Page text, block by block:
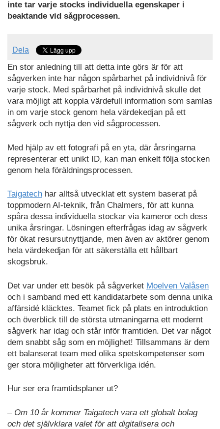
PDF
inte tar varje stocks individuella egenskaper i
beaktande vid sågprocessen.
Dela
En stor anledning till att detta inte görs är för att
sågverken inte har någon spårbarhet på individnivå för
varje stock. Med spårbarhet på individnivå skulle det
vara möjligt att koppla värdefull information som samlas
in om varje stock genom hela värdekedjan på ett
sågverk och nyttja den vid sågprocessen.
Med hjälp av ett fotografi på en yta, där årsringarna
representerar ett unikt ID, kan man enkelt följa stocken
genom hela föräldningsprocessen.
Taigatech har alltså utvecklat ett system baserat på
toppmodern AI-teknik, från Chalmers, för att kunna
spåra dessa individuella stockar via kameror och dess
unika årsringar. Lösningen efterfrågas idag av sågverk
för ökat resursutnyttjande, men även av aktörer genom
hela värdekedjan för att säkerställa ett hållbart
skogsbruk.
Det var under ett besök på sågverket Moelven Valåsen
och i samband med ett kandidatarbete som denna unika
affärsidé kläcktes. Teamet fick på plats en introduktion
och överblick till de största utmaningarna ett modernt
sågverk har idag och står inför framtiden. Det var något
dem snabbt såg som en möjlighet! Tillsammans är dem
ett balanserat team med olika spetskompetenser som
ger stora möjligheter att förverkliga idén.
Hur ser era framtidsplaner ut?
– Om 10 år kommer Taigatech vara ett globalt bolag
och det självklara valet för att digitalisera och